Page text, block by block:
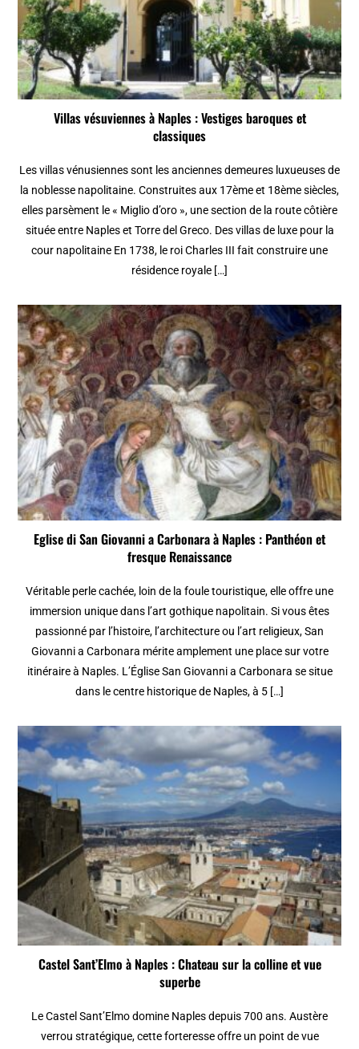
Villas vésuviennes à Naples : Vestiges baroques et
classiques
Les villas vénusiennes sont les anciennes demeures luxueuses de
la noblesse napolitaine. Construites aux 17ème et 18ème siècles,
elles parsèment le « Miglio d’oro », une section de la route côtière
située entre Naples et Torre del Greco. Des villas de luxe pour la
cour napolitaine En 1738, le roi Charles III fait construire une
résidence royale […]
Eglise di San Giovanni a Carbonara à Naples : Panthéon et
fresque Renaissance
Véritable perle cachée, loin de la foule touristique, elle offre une
immersion unique dans l’art gothique napolitain. Si vous êtes
passionné par l’histoire, l’architecture ou l’art religieux, San
Giovanni a Carbonara mérite amplement une place sur votre
itinéraire à Naples. L’Église San Giovanni a Carbonara se situe
dans le centre historique de Naples, à 5 […]
Castel Sant’Elmo à Naples : Chateau sur la colline et vue
superbe
Le Castel Sant’Elmo domine Naples depuis 700 ans. Austère
verrou stratégique, cette forteresse offre un point de vue